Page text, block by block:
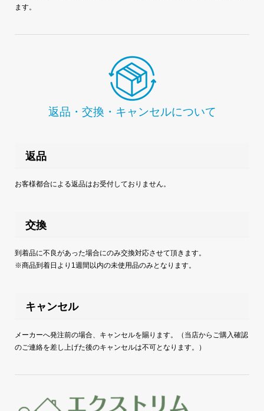
ます。
返品・交換・キャンセルについて
返品
お客様都合による返品はお受付しておりません。
交換
到着品に不良があった場合にのみ交換対応させて頂きます。
※商品到着日より1週間以内の未使用品のみとなります。
キャンセル
メーカーへ発注前の場合、キャンセルを賜ります。（当店からご購入確認
のご連絡を差し上げた後のキャンセルは不可となります。）